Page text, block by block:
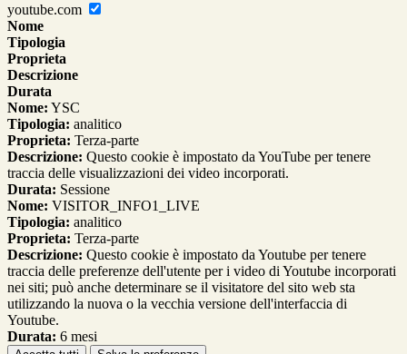
youtube.com
Nome
Tipologia
Proprieta
Descrizione
Durata
Nome: YSC
Tipologia: analitico
Proprieta: Terza-parte
Descrizione: Questo cookie è impostato da YouTube per tenere
traccia delle visualizzazioni dei video incorporati.
Durata: Sessione
Nome: VISITOR_INFO1_LIVE
Tipologia: analitico
Proprieta: Terza-parte
Descrizione: Questo cookie è impostato da Youtube per tenere
traccia delle preferenze dell'utente per i video di Youtube incorporati
nei siti; può anche determinare se il visitatore del sito web sta
utilizzando la nuova o la vecchia versione dell'interfaccia di
Youtube.
Durata: 6 mesi